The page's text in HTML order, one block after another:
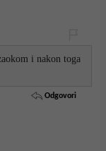
i nakon toga
Odgovori